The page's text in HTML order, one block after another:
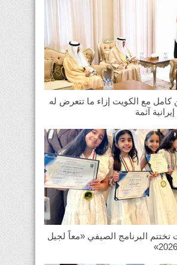
كامل مع الكويت إزاء ما تتعرض له
آثمة
تختتم البرنامج الصيفي «معاً لجيل